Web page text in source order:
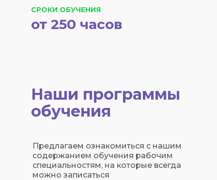
СРОКИ ОБУЧЕНИЯ
от 250 часов
Наши программы
обучения
Предлагаем ознакомиться с нашим
содержанием обучения рабочим
специальностям, на которые всегда
можно записаться